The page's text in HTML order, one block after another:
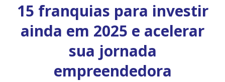
15 franquias para investir
ainda em 2025 e acelerar
sua jornada
empreendedora